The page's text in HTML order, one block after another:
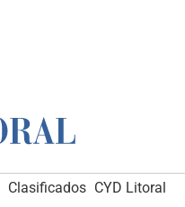
Clasificados CYD Litoral